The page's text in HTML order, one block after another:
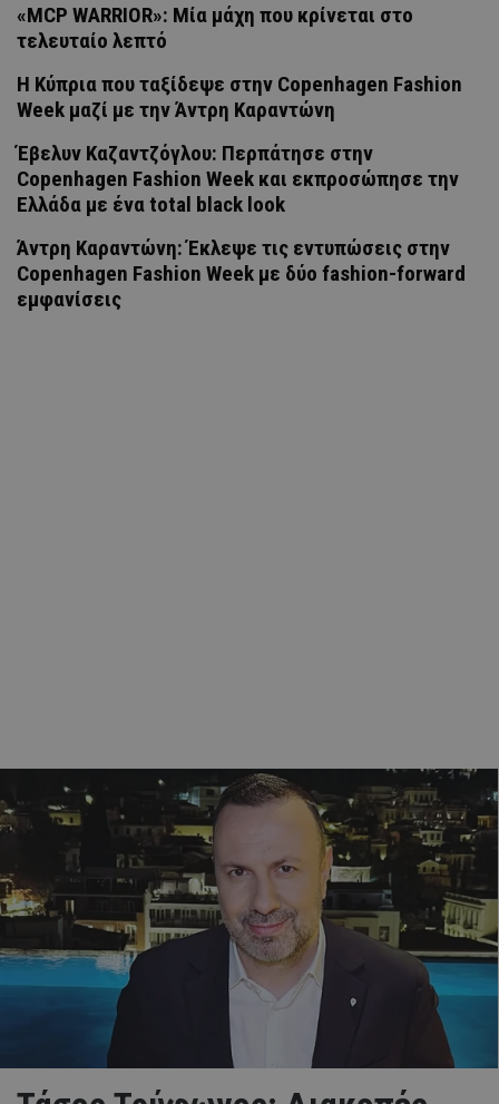
«MCP WARRIOR»: Μία μάχη που κρίνεται στο
τελευταίο λεπτό
Η Κύπρια που ταξίδεψε στην Copenhagen Fashion
Week μαζί με την Άντρη Καραντώνη
Έβελυν Καζαντζόγλου: Περπάτησε στην
Copenhagen Fashion Week και εκπροσώπησε την
Ελλάδα με ένα total black look
Άντρη Καραντώνη: Έκλεψε τις εντυπώσεις στην
Copenhagen Fashion Week με δύο fashion-forward
εμφανίσεις